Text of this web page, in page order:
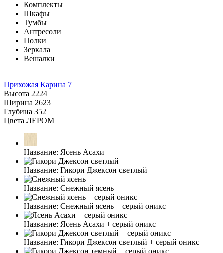
Комплекты
Шкафы
Тумбы
Антресоли
Полки
Зеркала
Вешалки
Прихожая Карина 7
Высота 2224
Ширина 2623
Глубина 352
Цвета ЛЕРОМ
Название: Ясень Асахи
Название: Гикори Джексон светлый
Название: Снежный ясень
Название: Снежный ясень + серый оникс
Название: Ясень Асахи + серый оникс
Название: Гикори Джексон светлый + серый оникс